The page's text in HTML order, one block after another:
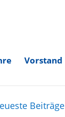
Vorstand
Beiträge